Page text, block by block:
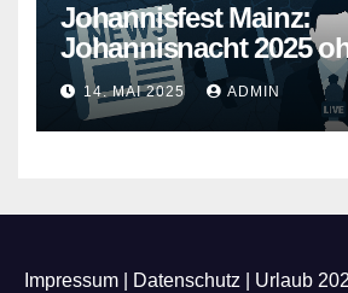
Johannisfest Mainz:
Johannisnacht 2025
Feuerwerk
14. MAI 2025 ADMIN
Impressum Datenschutz Urlaub